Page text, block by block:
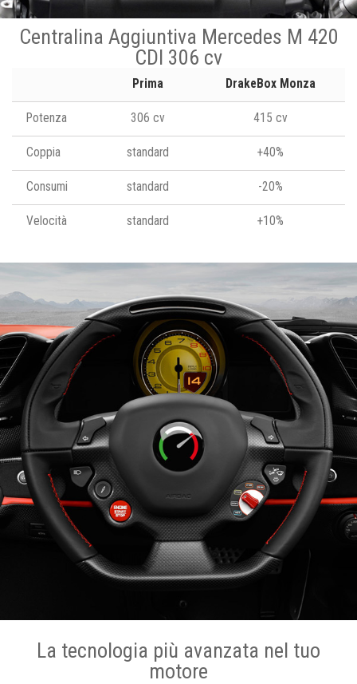
Centralina Aggiuntiva Mercedes M 420
CDI 306 cv
Prima DrakeBox Monza
Potenza 306 cv 415 cv
Coppia standard +40%
Consumi standard -20%
Velocità standard +10%
La tecnologia più avanzata nel tuo
motore